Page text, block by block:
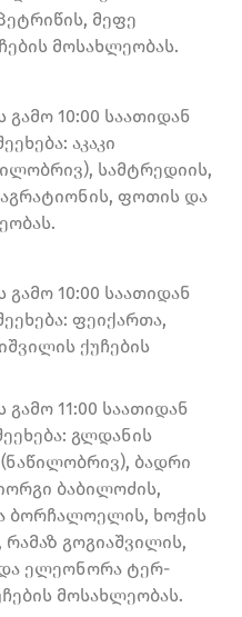
მეფე
მოსახლეობას.
10:00 საათიდან
აკაკი
სამტრედიის,
ფოთის და
10:00 საათიდან
ფეიქართა,
ქუჩების
11:00 საათიდან
გლდანის
(ნაწილობრივ), ბადრი
ბაბილოძის,
ბორჩალოელის, ხოჭის
გოგიაშვილის,
ელეონორა ტერ-
მოსახლეობას.